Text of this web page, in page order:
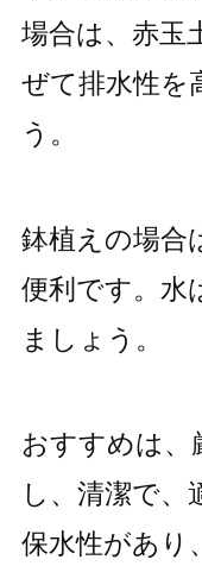
場合は、赤玉
ぜて排水性を
う。
鉢植えの場合
便利です。水
ましょう。
おすすめは、
し、清潔で、
保水性があり